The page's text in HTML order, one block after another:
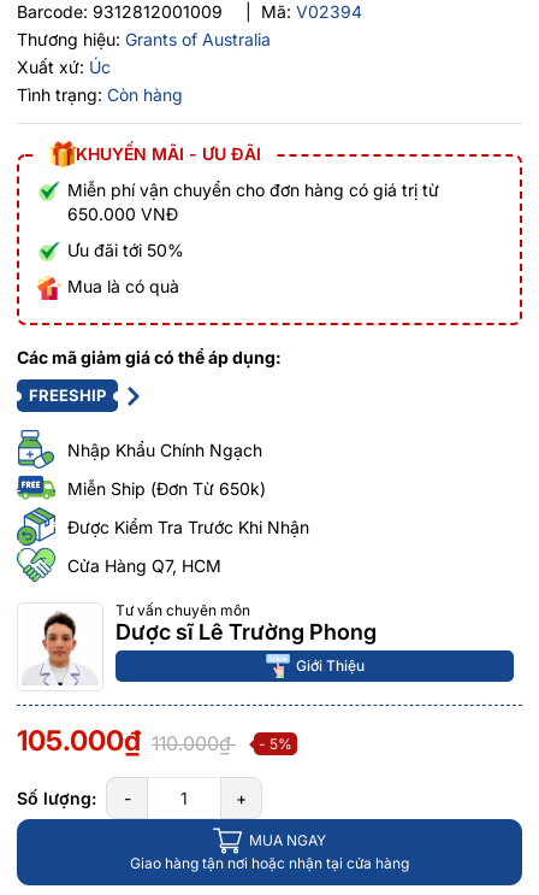
Barcode: 9312812001009 Mã: V02394
Thương hiệu: Grants of Australia
Xuất xứ: Úc
Tình trạng: Còn hàng
KHUYẾN MÃI - ƯU ĐÃI
Miễn phí vận chuyển cho đơn hàng có giá trị từ
650.000 VNĐ
Ưu đãi tới 50%
Mua là có quà
Các mã giảm giá có thể áp dụng:
FREESHIP
Nhập Khẩu Chính Ngạch
Miễn Ship (Đơn Từ 650k)
Được Kiểm Tra Trước Khi Nhận
Cửa Hàng Q7, HCM
Tư vấn chuyên môn
Dược sĩ Lê Trường Phong
Giới Thiệu
105.000₫ 110.000₫ - 5%
Số lượng: - +
MUA NGAY
Giao hàng tận nơi hoặc nhận tại cửa hàng